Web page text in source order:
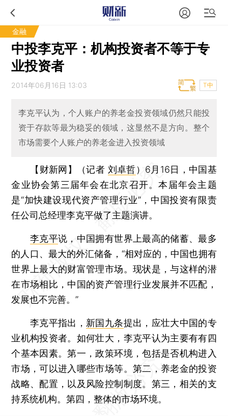
金融
中投李克平：机构投资者不等于专
业投资者
2014年06月16日 13:03 T中
李克平认为，个人账户的养老金投资领域仍然只能投
资于存款等最为稳妥的领域，这显然不是方向。整个
市场需要个人账户的养老金进入投资领域
【财新网】（记者 刘卓哲） 6月16日，中国基
金业协会第三届年会在北京召开。本届年会主题
是“加快建设现代资产管理行业”，中国投资有限责
任公司总经理李克平做了主题演讲。
李克平说，中国拥有世界上最高的储蓄、最多
的人口、最大的外汇储备，“相对应的，中国也拥有
世界上最大的财富管理市场。现状是，与这样的潜
在市场相比，中国的资产管理行业发展并不匹配，
发展也不完善。”
李克平指出， 新国九条提出，应壮大中国的专
业机构投资者。如何壮大，李克平认为主要有有四
个基本因素。第一，政策环境，包括是否机构进入
市场，可以进入哪些市场等。第二，养老金的投资
战略、配置，以及风险控制制度。第三，相关的支
持系统机构。第四，整体的市场环境。